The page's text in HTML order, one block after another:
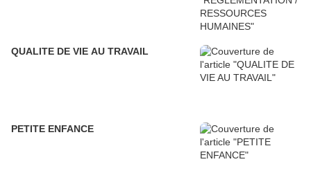
QUALITE DE VIE AU TRAVAIL
PETITE ENFANCE